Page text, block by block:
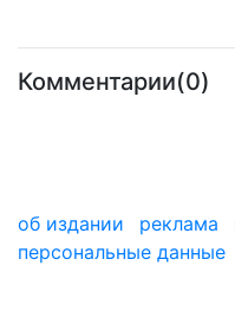
Комментарии(0)
об издании реклама
персональные данные